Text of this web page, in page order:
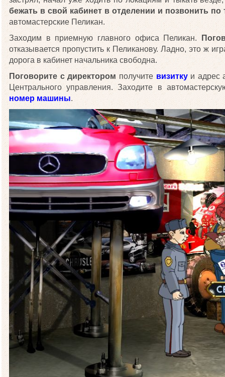
бежать в свой кабинет в отделении и позвонить по
автомастерские Пеликан.
Заходим в приемную главного офиса Пеликан.
отказывается пропустить к Пеликанову. Ладно, это ж
дорога в кабинет начальника свободна.
Поговорите с директором получите визиткуи адрес
Центрального управления. Заходите в
номер машины.